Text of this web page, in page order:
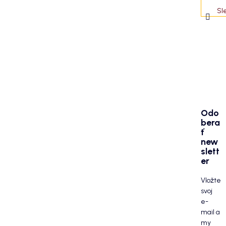
Odo
bera
ť
new
slett
er
Vložte
svoj
e-
mail a
my